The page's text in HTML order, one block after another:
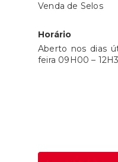
Venda de Selos
Horário
Aberto nos dias
feira 09H00 –